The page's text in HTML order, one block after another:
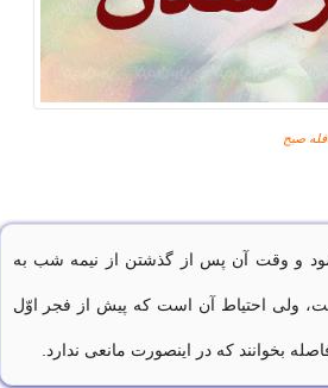
صبح
و وقت آن پس از گذشتن از نیمه شب به
ولی احتیاط آن است که پیش از فجر اوّل
بخوانند که در اینصورت مانعی ندارد.